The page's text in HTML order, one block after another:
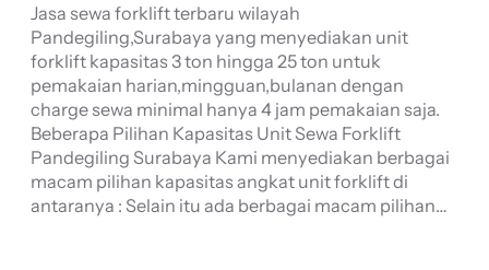
Jasa sewa forklift terbaru wilayah
Pandegiling,Surabaya yang menyediakan unit
forklift kapasitas 3 ton hingga 25 ton untuk
pemakaian harian,mingguan,bulanan dengan
charge sewa minimal hanya 4 jam pemakaian saja.
Beberapa Pilihan Kapasitas Unit Sewa Forklift
Pandegiling Surabaya Kami menyediakan berbagai
macam pilihan kapasitas angkat unit forklift di
antaranya : Selain itu ada berbagai macam pilihan…